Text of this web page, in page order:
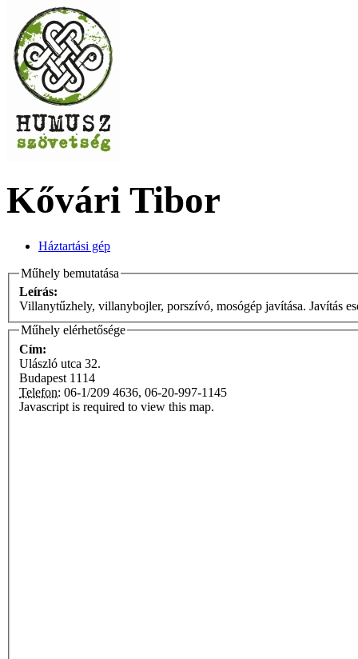
Kővári Tibor
Háztartási gép
Műhely bemutatása
Leírás:
Villanytűzhely, villanybojler, porszívó, mosógép javítása. Javítás
Műhely elérhetősége
Cím:
Ulászló utca 32.
Budapest 1114
Telefon:
06-1/209 4636, 06-20-997-1145
Javascript is required to view this map.